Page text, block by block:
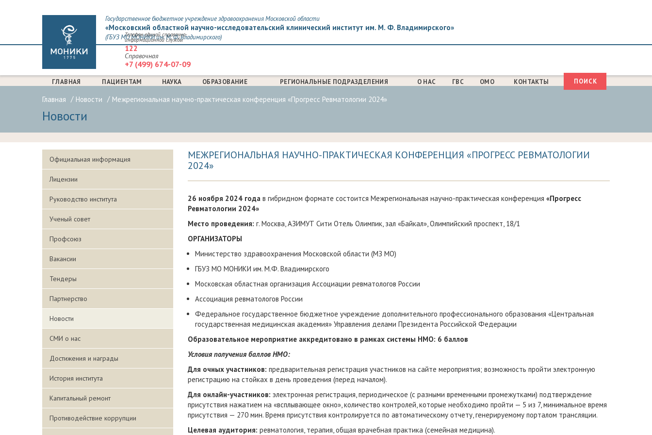
Государственное бюджетное учреждение здравоохранения Московской области
«Московский областной научно-исследовательский клинический институт им. М. Ф. Владимирского»
(ГБУЗ МО МОНИКИ им. М. Ф. Владимирского)
Телефон единой справочно-
информационной службы
122
Справочная
+7 (499) 674-07-09
ГЛАВНАЯ ПАЦИЕНТАМ НАУКА ОБРАЗОВАНИЕ РЕГИОНАЛЬНЫЕ ПОДРАЗДЕЛЕНИЯ О НАС ГВС ОМО КОНТАКТЫ
ФОРМА
Поиск
Главная Новости Межрегиональная научно-практическая конференция «Прогресс Ревматологии 2024»
Новости
Официальная информация
Лицензии
Руководство института
Ученый совет
Профсоюз
Вакансии
Тендеры
Партнерство
Новости
СМИ о нас
Достижения и награды
История института
Капитальный ремонт
Противодействие коррупции
МЕЖРЕГИОНАЛЬНАЯ НАУЧНО-ПРАКТИЧЕСКАЯ КОНФЕРЕНЦИЯ «ПРОГРЕСС РЕВМАТОЛОГИИ
2024»
26 ноября 2024 года в гибридном формате состоится Межрегиональная научно-практическая конференция «Прогресс
Ревматологии 2024»
Место проведения: г. Москва, АЗИМУТ Сити Отель Олимпик, зал «Байкал», Олимпийский проспект, 18/1
ОРГАНИЗАТОРЫ
Министерство здравоохранения Московской области (МЗ МО)
ГБУЗ МО МОНИКИ им. М.Ф. Владимирского
Московская областная организация Ассоциации ревматологов России
Ассоциация ревматологов России
Федеральное государственное бюджетное учреждение дополнительного профессионального образования «Центральная
государственная медицинская академия» Управления делами Президента Российской Федерации
Образовательное мероприятие аккредитовано в рамках системы НМО: 6 баллов
Условия получения баллов НМО:
Для очных участников: предварительная регистрация участников на сайте мероприятия; возможность пройти электронную
регистрацию на стойках в день проведения (перед началом).
Для онлайн-участников: электронная регистрация, периодическое (с разными временными промежутками) подтверждение
присутствия нажатием на «всплывающее окно», количество контролей, которые необходимо пройти — 5 из 7, минимальное время
присутствия — 270 мин. Время присутствия контролируется по автоматическому отчету, генерируемому порталом трансляции.
Целевая аудитория: ревматология, терапия, общая врачебная практика (семейная медицина).